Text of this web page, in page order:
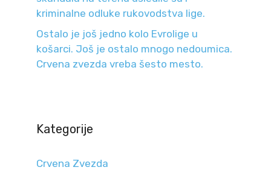
kriminalne odluke rukovodstva lige.
Ostalo je još jedno kolo Evrolige u
košarci. Još je ostalo mnogo nedoumica.
Crvena zvezda vreba šesto mesto.
Kategorije
Crvena Zvezda